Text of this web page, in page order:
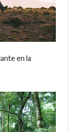
en la